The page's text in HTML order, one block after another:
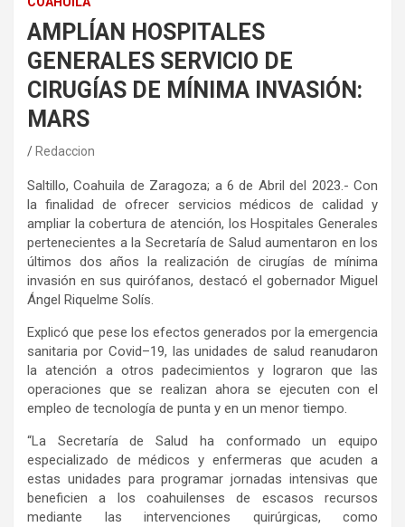
AMPLÍAN HOSPITALES
GENERALES SERVICIO DE
CIRUGÍAS DE MÍNIMA INVASIÓN:
MARS
Redaccion
Saltillo, Coahuila de Zaragoza; a 6 de Abril del 2023.- Con
la finalidad de ofrecer servicios médicos de calidad y
ampliar la cobertura de atención, los Hospitales Generales
pertenecientes a la Secretaría de Salud aumentaron en los
últimos dos años la realización de cirugías de mínima
invasión en sus quirófanos, destacó el gobernador Miguel
Ángel Riquelme Solís.
Explicó que pese los efectos generados por la emergencia
sanitaria por Covid–19, las unidades de salud reanudaron
la atención a otros padecimientos y lograron que las
operaciones que se realizan ahora se ejecuten con el
empleo de tecnología de punta y en un menor tiempo.
“La Secretaría de Salud ha conformado un equipo
especializado de médicos y enfermeras que acuden a
estas unidades para programar jornadas intensivas que
beneficien a los coahuilenses de escasos recursos
mediante las intervenciones quirúrgicas, como